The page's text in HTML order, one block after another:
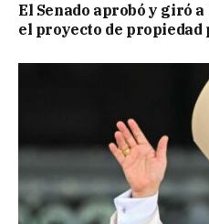
El Senado aprobó y giró
el proyecto de propiedad